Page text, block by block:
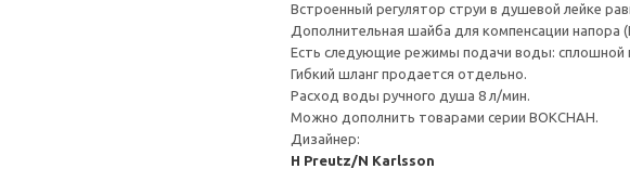
Встроенный регулятор струи в душевой лейке
Дополнительная шайба для компенсации напора
Есть следующие режимы подачи воды: сплошной
Гибкий шланг продается отдельно.
Расход воды ручного душа 8 л/мин.
Можно дополнить товарами серии ВОКСНАН.
Дизайнер:
H Preutz/N Karlsson